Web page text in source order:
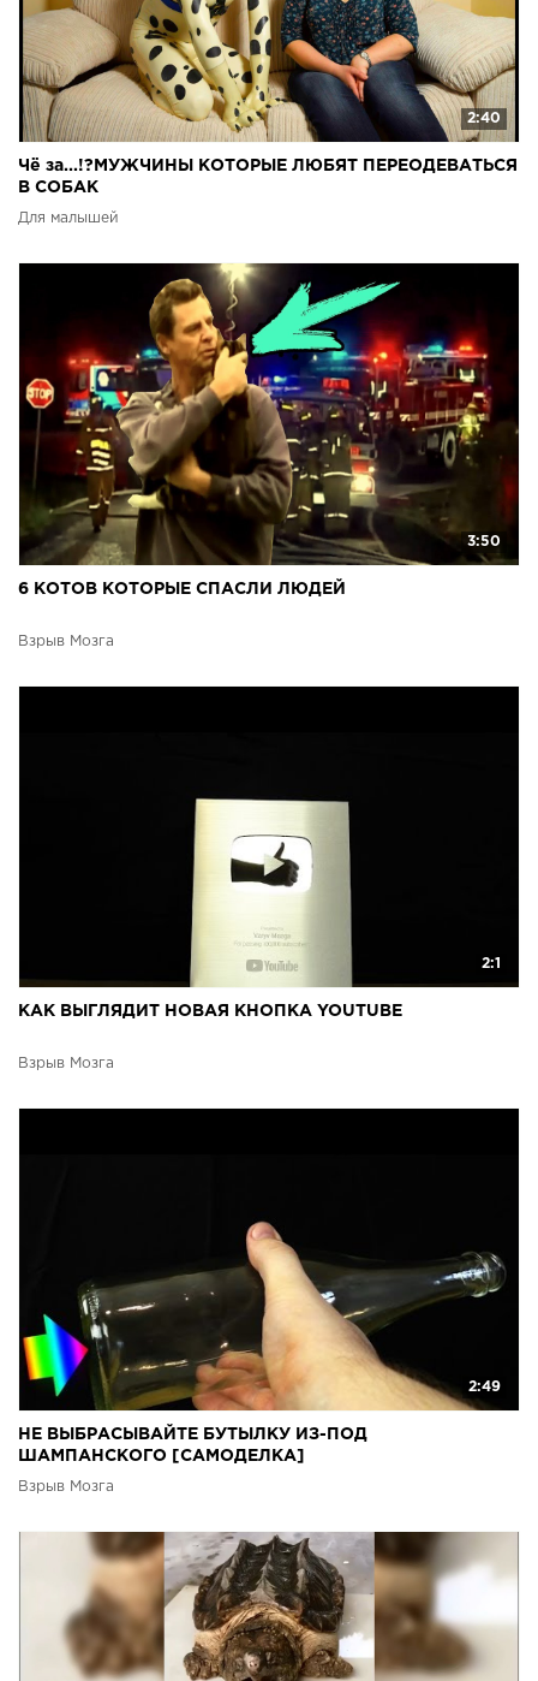
2:40
Чё за...!?МУЖЧИНЫ КОТОРЫЕ ЛЮБЯТ ПЕРЕОДЕВАТЬСЯ
В СОБАК
Для малышей
3:50
6 КОТОВ КОТОРЫЕ СПАСЛИ ЛЮДЕЙ
Взрыв Мозга
2:1
КАК ВЫГЛЯДИТ НОВАЯ КНОПКА YOUTUBE
Взрыв Мозга
2:49
НЕ ВЫБРАСЫВАЙТЕ БУТЫЛКУ ИЗ-ПОД
ШАМПАНСКОГО [САМОДЕЛКА]
Взрыв Мозга